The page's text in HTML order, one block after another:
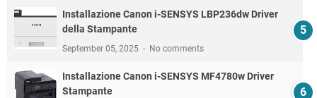
Installazione Canon i-SENSYS LBP236dw Driver
della Stampante
September 05, 2025 No comments
Installazione Canon i-SENSYS MF4780w Driver
Stampante